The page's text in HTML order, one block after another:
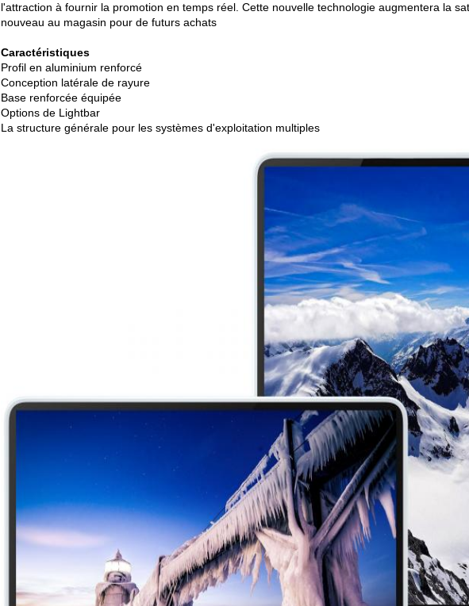
l'attraction à fournir la promotion en temps réel. Cette nouvelle technologie augmentera la
nouveau au magasin pour de futurs achats
Caractéristiques
Profil en aluminium renforcé
Conception latérale de rayure
Base renforcée équipée
Options de Lightbar
La structure générale pour les systèmes d'exploitation multiples